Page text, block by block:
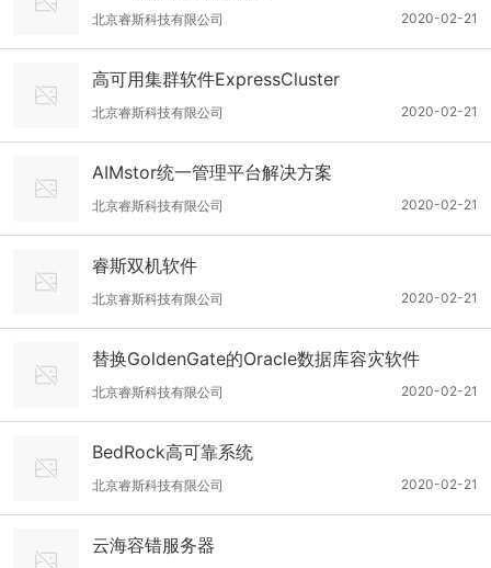
2020-02-21
北京睿斯科技有限公司
高可用集群软件ExpressCluster
2020-02-21
北京睿斯科技有限公司
AIMstor统一管理平台解决方案
2020-02-21
北京睿斯科技有限公司
睿斯双机软件
2020-02-21
北京睿斯科技有限公司
替换GoldenGate的Oracle数据库容灾软件
2020-02-21
北京睿斯科技有限公司
BedRock高可靠系统
2020-02-21
北京睿斯科技有限公司
云海容错服务器